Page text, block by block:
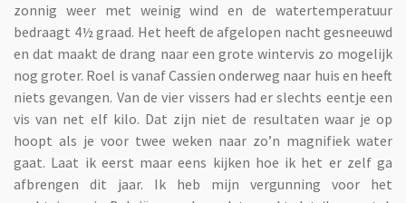
zonnig weer met weinig wind en de watertemperatuur
bedraagt 4½ graad. Het heeft de afgelopen nacht gesneeuwd
en dat maakt de drang naar een grote wintervis zo mogelijk
nog groter. Roel is vanaf Cassien onderweg naar huis en heeft
niets gevangen. Van de vier vissers had er slechts eentje een
vis van net elf kilo. Dat zijn niet de resultaten waar je op
hoopt als je voor twee weken naar zo’n magnifiek water
gaat. Laat ik eerst maar eens kijken hoe ik het er zelf ga
afbrengen dit jaar. Ik heb mijn vergunning voor het